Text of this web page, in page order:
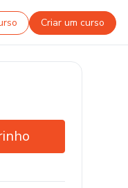
Criar um curso